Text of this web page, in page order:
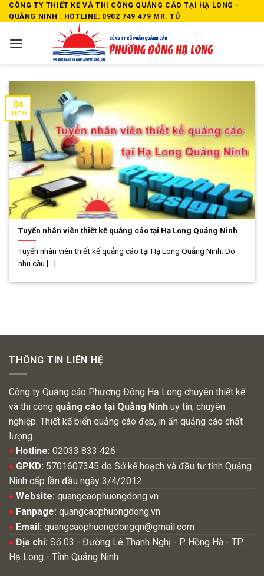
Skip
to
CÔNG TY THIẾT KẾ VÀ THI CÔNG QUẢNG CÁO TẠI HẠ LONG -
QUẢNG NINH | HOTLINE: 0902 749 479 MR. TÚ
Tuyển nhân viên thiết kế quảng cáo tại Hạ Long Quảng Ninh
Tuyển nhân viên thiết kế quảng cáo tại Hạ Long Quảng Ninh. Do
nhu cầu [...]
04
Th10
THÔNG TIN LIÊN HỆ
Công ty Quảng cáo Phương Đông Hạ Long chuyên thiết kế
và thi công quảng cáo tại Quảng Ninh uy tín, chuyên
nghiệp. Thiết kế biển quảng cáo đẹp, in ấn quảng cáo chất
lượng.
♦ Hotline: 02033 833 426
♦ GPKD: 5701607345 do Sở kế hoạch và đầu tư tỉnh Quảng
Ninh cấp lần đầu ngày 3/4/2012
♦ Website: quangcaophuongdong.vn
♦ Fanpage: quangcaophuongdong.vn
♦ Email: quangcaophuongdongqn@gmail.com
♦ Địa chỉ: Số 03 - Đường Lê Thanh Nghị - P. Hồng Hà - TP.
Hạ Long - Tỉnh Quảng Ninh